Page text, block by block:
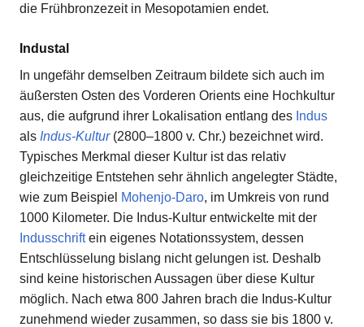
die Frühbronzezeit in Mesopotamien endet.
Industal
In ungefähr demselben Zeitraum bildete sich auch im
äußersten Osten des Vorderen Orients eine Hochkultur
aus, die aufgrund ihrer Lokalisation entlang des Indus
als Indus-Kultur(2800–1800 v. Chr.) bezeichnet wird.
Typisches Merkmal dieser Kultur ist das relativ
gleichzeitige Entstehen sehr ähnlich angelegter Städte,
wie zum Beispiel Mohenjo-Daro, im Umkreis von rund
1000 Kilometer. Die Indus-Kultur entwickelte mit der
Indusschriftein eigenes Notationssystem, dessen
Entschlüsselung bislang nicht gelungen ist. Deshalb
sind keine historischen Aussagen über diese Kultur
möglich. Nach etwa 800 Jahren brach die Indus-Kultur
zunehmend wieder zusammen, so dass sie bis 1800 v.